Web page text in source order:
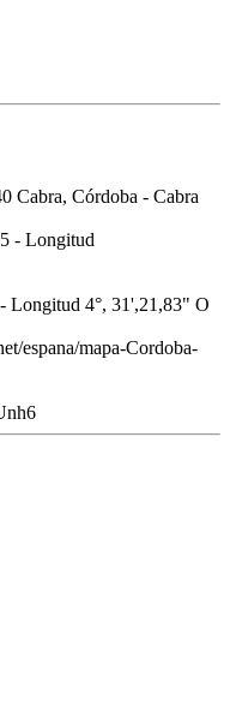
Cabra, Córdoba - Cabra
- Longitud
Longitud 4°, 31',21,83" O
espana/mapa-Cordoba-